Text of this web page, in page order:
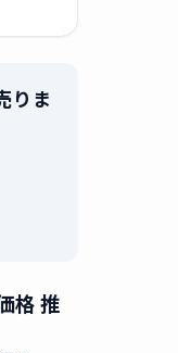
りま
格 推